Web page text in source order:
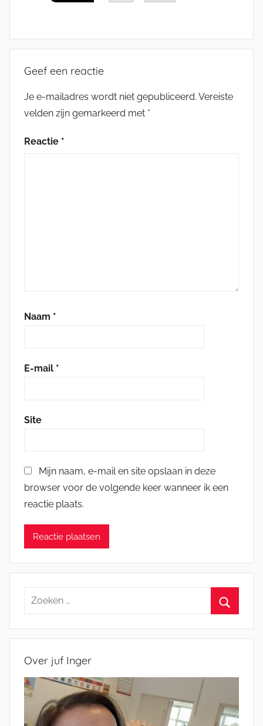
Geef een reactie
Je e-mailadres wordt niet gepubliceerd. Vereiste
velden zijn gemarkeerd met *
Reactie *
Naam *
E-mail *
Site
Mijn naam, e-mail en site opslaan in deze
browser voor de volgende keer wanneer ik een
reactie plaats.
Zoeken
Over juf Inger